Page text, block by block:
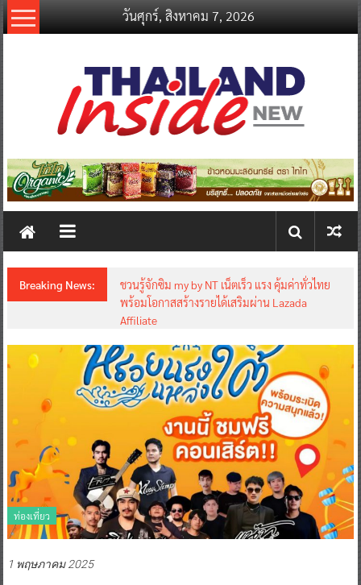
Skip
to
วันศุกร์, สิงหาคม 7, 2026
thailandinsidenew.com
Thailand
New
Breaking News:
ชวนรู้จักซิม my by NT เน็ตเร็ว แรง คุ้มค่าทั่วไทย
พร้อมโอกาสสร้างรายได้เสริมผ่าน Lazada
Affiliate
ท่องเที่ยว
1 พฤษภาคม 2025